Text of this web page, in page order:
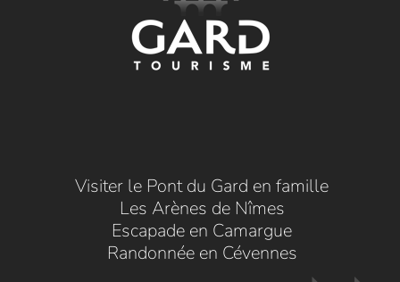
Visiter le Pont du Gard en famille
Les Arènes de Nîmes
Escapade en Camargue
Randonnée en Cévennes